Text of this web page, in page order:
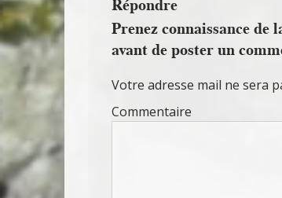
Répondre
Prenez connaissance de
avant de poster un
Votre adresse mail ne sera
Commentaire